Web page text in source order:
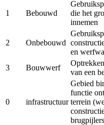
1 Bebouwd
die het
innemen
2 Onbebouwd
en
3
Bouwwerf
van een
0 infrastructuur
Gebied
functie
terrein